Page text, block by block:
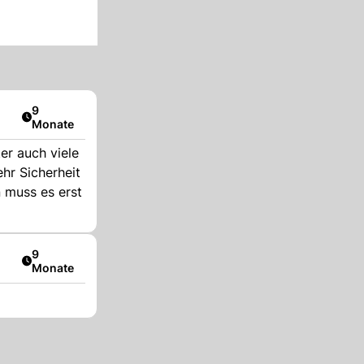
Artikel veröffentlicht:
9
Monate
auch viele
Sicherheit
es erst
Artikel veröffentlicht:
9
Monate